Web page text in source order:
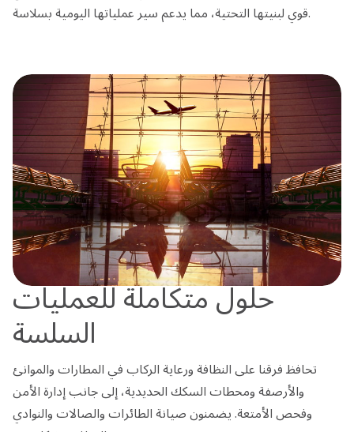
قوي لبنيتها التحتية، مما يدعم سير عملياتها اليومية بسلاسة.
حلول متكاملة للعمليات
السلسة
تحافظ فرقنا على النظافة ورعاية الركاب في المطارات والموانئ
والأرصفة ومحطات السكك الحديدية، إلى جانب إدارة الأمن
وفحص الأمتعة. يضمنون صيانة الطائرات والصالات والنوادي